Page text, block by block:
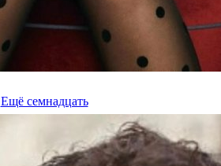
Ещё семнадцать